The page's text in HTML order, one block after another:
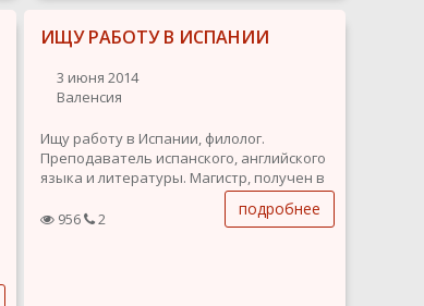
ИЩУ РАБОТУ В ИСПАНИИ
3 июня 2014
Валенсия
Ищу работу в Испании, филолог.
Преподаватель испанского, английского
языка и литературы. Магистр, получен в
956
2 подробнее